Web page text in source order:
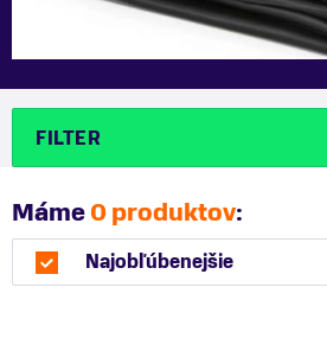
FILTER
Máme0 produktov:
Najobľúbenejšie